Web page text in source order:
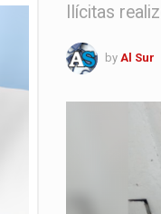
Ilícitas
by Al Sur